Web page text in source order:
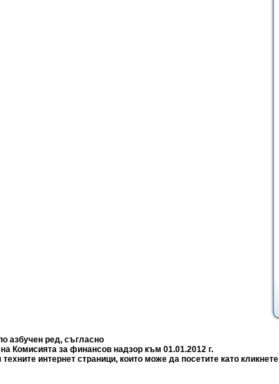
азбучен ред, съгласно
Комисията за финансов надзор към 01.01.2012 г.
интернет страници, които може да посетите като кликнете